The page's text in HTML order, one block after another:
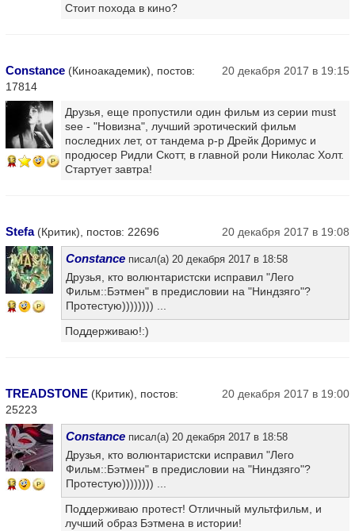
Стоит похода в кино?
Constance (Киноакадемик), постов:
17814
20 декабря 2017 в 19:15
13
Друзья, еще пропустили один фильм из серии must
see - "Новизна", лучший эротический фильм
последних лет, от тандема р-р Дрейк Доримус и
продюсер Ридли Скотт, в главной роли Николас Холт.
Стартует завтра!
Stefa(Критик), постов: 22696 20 декабря 2017 в 19:08
13
Constance писал(а) 20 декабря 2017 в 18:58
Друзья, кто волюнтаристски исправил "Лего
Фильм::Бэтмен" в предисловии на "Ниндзяго"?
Протестую)))))))) ...
Поддерживаю!:)
TREADSTONE (Критик), постов:
25223
20 декабря 2017 в 19:00
13
Constance писал(а) 20 декабря 2017 в 18:58
Друзья, кто волюнтаристски исправил "Лего
Фильм::Бэтмен" в предисловии на "Ниндзяго"?
Протестую)))))))) ...
Поддерживаю протест! Отличный мультфильм, и
лучший образ Бэтмена в истории!